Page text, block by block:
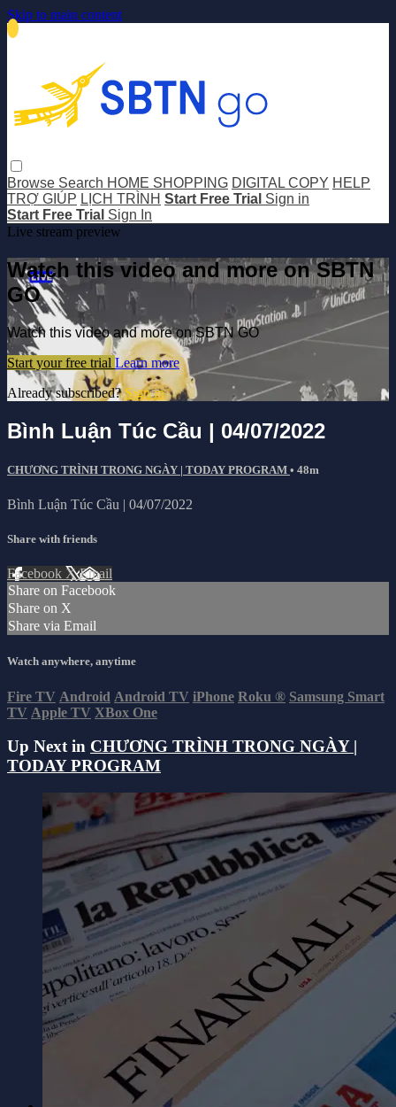
Skip to main content
Browse Search HOME SHOPPING DIGITAL COPY HELP
TRỢ GIÚP LỊCH TRÌNH Start Free Trial Sign in
Start Free Trial Sign In
Live stream preview
Watch this video and more on SBTN
GO
Watch this video and more on SBTN GO
Start your free trial Learn more
Already subscribed?Sign in
Bình Luận Túc Cầu | 04/07/2022
CHƯƠNG TRÌNH TRONG NGÀY | TODAY PROGRAM • 48m
Bình Luận Túc Cầu | 04/07/2022
Share with friends
Facebook XEmail
Share on Facebook
Share on X
Share via Email
Watch anywhere, anytime
Fire TV Android Android TV iPhone Roku ® Samsung Smart
TV Apple TV XBox One
Up Next in CHƯƠNG TRÌNH TRONG NGÀY |
TODAY PROGRAM